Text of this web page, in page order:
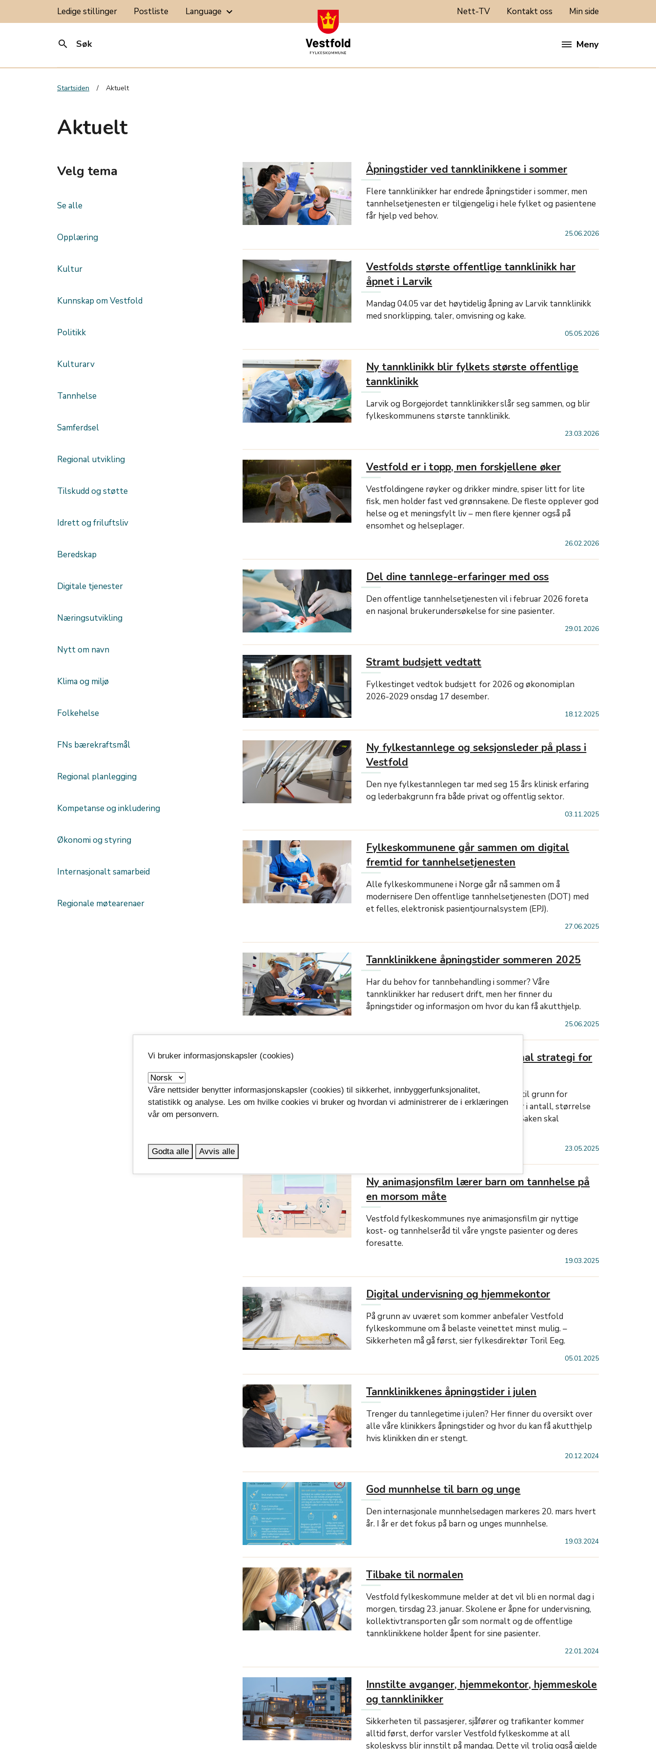
Ledige stillinger Postliste Language keyboard_arrow_down Nett-TV Kontakt oss Min side
search Søk Meny
Startsiden Aktuelt
Aktuelt
Velg tema
Se alle
Opplæring
Kultur
Kunnskap om Vestfold
Politikk
Kulturarv
Tannhelse
Samferdsel
Regional utvikling
Tilskudd og støtte
Idrett og friluftsliv
Beredskap
Digitale tjenester
Næringsutvikling
Nytt om navn
Klima og miljø
Folkehelse
FNs bærekraftsmål
Regional planlegging
Kompetanse og inkludering
Økonomi og styring
Internasjonalt samarbeid
Regionale møtearenaer
Åpningstider ved tannklinikkene i sommer
Flere tannklinikker har endrede åpningstider i sommer, men
tannhelsetjenesten er tilgjengelig i hele fylket og pasientene
får hjelp ved behov.
25.06.2026
Vestfolds største offentlige tannklinikk har
åpnet i Larvik
Mandag 04.05 var det høytidelig åpning av Larvik tannklinikk
med snorklipping, taler, omvisning og kake.
05.05.2026
Ny tannklinikk blir fylkets største offentlige
tannklinikk
Larvik og Borgejordet tannklinikker slår seg sammen, og blir
fylkeskommunens største tannklinikk.
23.03.2026
Vestfold er i topp, men forskjellene øker
Vestfoldingene røyker og drikker mindre, spiser litt for lite
fisk, men holder fast ved grønnsakene. De fleste opplever god
helse og et meningsfylt liv – men flere kjenner også på
ensomhet og helseplager.
26.02.2026
Del dine tannlege-erfaringer med oss
Den offentlige tannhelsetjenesten vil i februar 2026 foreta
en nasjonal brukerundersøkelse for sine pasienter.
29.01.2026
Stramt budsjett vedtatt
Fylkestinget vedtok budsjett for 2026 og økonomiplan
2026-2029 onsdag 17 desember.
18.12.2025
Ny fylkestannlege og seksjonsleder på plass i
Vestfold
Den nye fylkestannlegen tar med seg 15 års klinisk erfaring
og lederbakgrunn fra både privat og offentlig sektor.
03.11.2025
Fylkeskommunene går sammen om digital
fremtid for tannhelsetjenesten
Alle fylkeskommunene i Norge går nå sammen om å
modernisere Den offentlige tannhelsetjenesten (DOT) med
et felles, elektronisk pasientjournalsystem (EPJ).
27.06.2025
Tannklinikkene åpningstider sommeren 2025
Har du behov for tannbehandling i sommer? Våre
tannklinikker har redusert drift, men her finner du
åpningstider og informasjon om hvor du kan få akutthjelp.
25.06.2025
Klinikkstruktur - en del av regional strategi for
Prinsippene i «klinikkstrukturen» vil ligge til grunn for
fremtidige saker som omhandler endringer i antall, størrelse
og plassering av tannklinikker i Vestfold. Saken skal
23.05.2025
Ny animasjonsfilm lærer barn om tannhelse på
en morsom måte
Vestfold fylkeskommunes nye animasjonsfilm gir nyttige
kost- og tannhelseråd til våre yngste pasienter og deres
foresatte.
19.03.2025
Digital undervisning og hjemmekontor
På grunn av uværet som kommer anbefaler Vestfold
fylkeskommune om å belaste veinettet minst mulig. –
Sikkerheten må gå først, sier fylkesdirektør Toril Eeg.
05.01.2025
Tannklinikkenes åpningstider i julen
Trenger du tannlegetime i julen? Her finner du oversikt over
alle våre klinikkers åpningstider og hvor du kan få akutthjelp
hvis klinikken din er stengt.
20.12.2024
God munnhelse til barn og unge
Den internasjonale munnhelsedagen markeres 20. mars hvert
år. I år er det fokus på barn og unges munnhelse.
19.03.2024
Tilbake til normalen
Vestfold fylkeskommune melder at det vil bli en normal dag i
morgen, tirsdag 23. januar. Skolene er åpne for undervisning,
kollektivtransporten går som normalt og de offentlige
tannklinikkene holder åpent for sine pasienter.
22.01.2024
Innstilte avganger, hjemmekontor, hjemmeskole
og tannklinikker
Sikkerheten til passasjerer, sjåfører og trafikanter kommer
alltid først, derfor varsler Vestfold fylkeskomme at all
skoleskyss blir innstilt på mandag. Dette vil trolig også gjelde
Vi bruker informasjonskapsler (cookies)
Våre nettsider benytter informasjonskapsler (cookies) til sikkerhet, innbyggerfunksjonalitet,
statistikk og analyse. Les om hvilke cookies vi bruker og hvordan vi administrerer de i erklæringen
vår om personvern.
Godta alle Avvis alle